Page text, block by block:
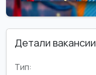
Детали вакансии
Тип: